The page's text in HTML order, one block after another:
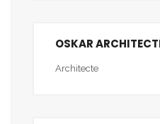
OSKAR
Architecte